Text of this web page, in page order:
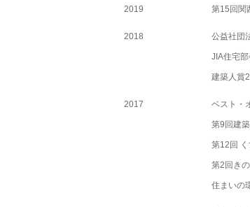
2019 第15回関
2018 公益社団
JIA住宅
建築人賞
2017 ベスト・
第9回建
第12回
第2回き
住まいの